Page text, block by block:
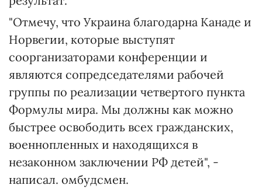
"Отмечу, что Украина благодарна Канаде и
Норвегии, которые выступят
соорганизаторами конференции и
являются сопредседателями рабочей
группы по реализации четвертого пункта
Формулы мира. Мы должны как можно
быстрее освободить всех гражданских,
военнопленных и находящихся в
незаконном заключении РФ детей", -
написал. омбудсмен.